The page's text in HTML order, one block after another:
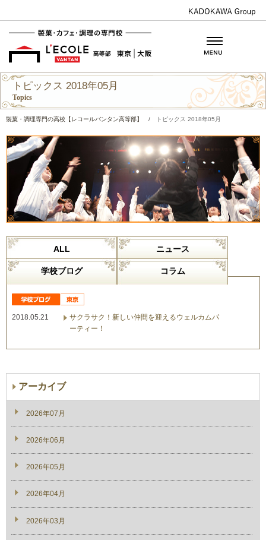
トピックス 2018年05月
Topics
製菓・調理専門の高校【レコールバンタン高等部】 / トピックス 2018年05月
ALL ニュース
学校ブログ コラム
2018.05.21
サクラサク！新しい仲間を迎えるウェルカムパ
ーティー！
アーカイブ
2026年07月
2026年06月
2026年05月
2026年04月
2026年03月